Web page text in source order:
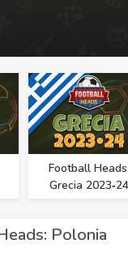
Football
Grecia 2023‑24
Polonia